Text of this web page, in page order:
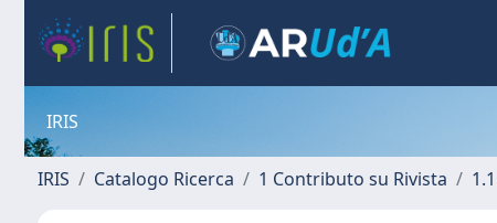
IRIS
IRIS Catalogo Ricerca 1 Contributo su Rivista